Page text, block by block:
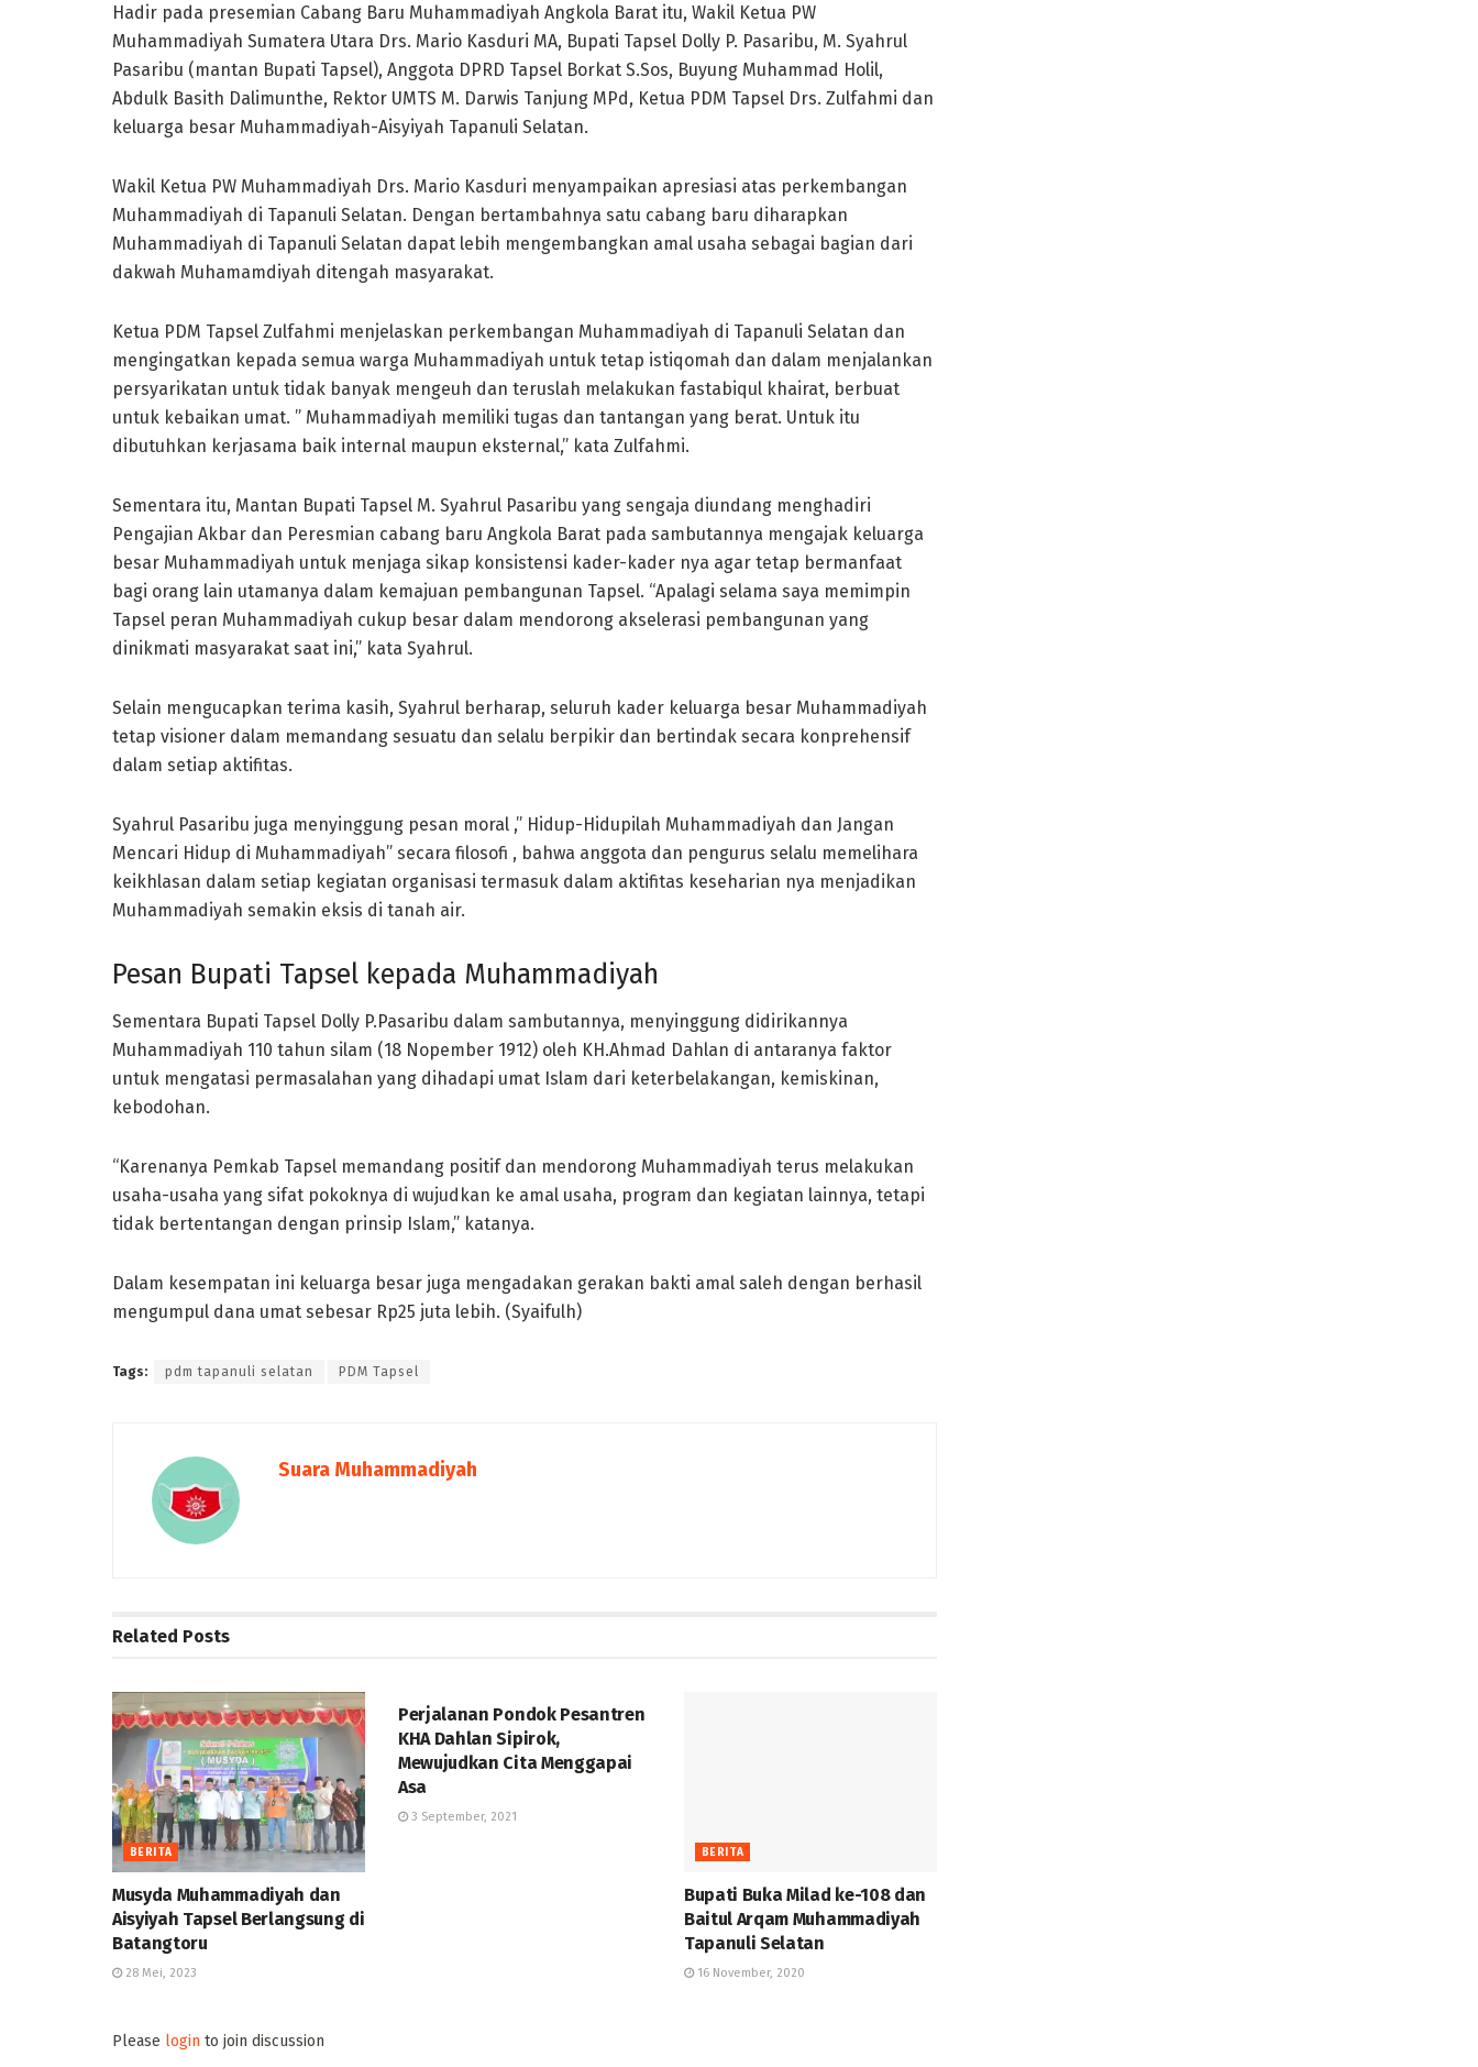
Hadir pada presemian Cabang Baru Muhammadiyah Angkola Barat itu, Wakil Ketua PW
Muhammadiyah Sumatera Utara Drs. Mario Kasduri MA, Bupati Tapsel Dolly P. Pasaribu, M. Syahrul
Pasaribu (mantan Bupati Tapsel), Anggota DPRD Tapsel Borkat S.Sos, Buyung Muhammad Holil,
Abdulk Basith Dalimunthe, Rektor UMTS M. Darwis Tanjung MPd, Ketua PDM Tapsel Drs. Zulfahmi dan
keluarga besar Muhammadiyah-Aisyiyah Tapanuli Selatan.
Wakil Ketua PW Muhammadiyah Drs. Mario Kasduri menyampaikan apresiasi atas perkembangan
Muhammadiyah di Tapanuli Selatan. Dengan bertambahnya satu cabang baru diharapkan
Muhammadiyah di Tapanuli Selatan dapat lebih mengembangkan amal usaha sebagai bagian dari
dakwah Muhamamdiyah ditengah masyarakat.
Ketua PDM Tapsel Zulfahmi menjelaskan perkembangan Muhammadiyah di Tapanuli Selatan dan
mengingatkan kepada semua warga Muhammadiyah untuk tetap istiqomah dan dalam menjalankan
persyarikatan untuk tidak banyak mengeuh dan teruslah melakukan fastabiqul khairat, berbuat
untuk kebaikan umat. ” Muhammadiyah memiliki tugas dan tantangan yang berat. Untuk itu
dibutuhkan kerjasama baik internal maupun eksternal,” kata Zulfahmi.
Sementara itu, Mantan Bupati Tapsel M. Syahrul Pasaribu yang sengaja diundang menghadiri
Pengajian Akbar dan Peresmian cabang baru Angkola Barat pada sambutannya mengajak keluarga
besar Muhammadiyah untuk menjaga sikap konsistensi kader-kader nya agar tetap bermanfaat
bagi orang lain utamanya dalam kemajuan pembangunan Tapsel. “Apalagi selama saya memimpin
Tapsel peran Muhammadiyah cukup besar dalam mendorong akselerasi pembangunan yang
dinikmati masyarakat saat ini,” kata Syahrul.
Selain mengucapkan terima kasih, Syahrul berharap, seluruh kader keluarga besar Muhammadiyah
tetap visioner dalam memandang sesuatu dan selalu berpikir dan bertindak secara konprehensif
dalam setiap aktifitas.
Syahrul Pasaribu juga menyinggung pesan moral ,” Hidup-Hidupilah Muhammadiyah dan Jangan
Mencari Hidup di Muhammadiyah” secara filosofi , bahwa anggota dan pengurus selalu memelihara
keikhlasan dalam setiap kegiatan organisasi termasuk dalam aktifitas keseharian nya menjadikan
Muhammadiyah semakin eksis di tanah air.
Pesan Bupati Tapsel kepada Muhammadiyah
Sementara Bupati Tapsel Dolly P.Pasaribu dalam sambutannya, menyinggung didirikannya
Muhammadiyah 110 tahun silam (18 Nopember 1912) oleh KH.Ahmad Dahlan di antaranya faktor
untuk mengatasi permasalahan yang dihadapi umat Islam dari keterbelakangan, kemiskinan,
kebodohan.
“Karenanya Pemkab Tapsel memandang positif dan mendorong Muhammadiyah terus melakukan
usaha-usaha yang sifat pokoknya di wujudkan ke amal usaha, program dan kegiatan lainnya, tetapi
tidak bertentangan dengan prinsip Islam,” katanya.
Dalam kesempatan ini keluarga besar juga mengadakan gerakan bakti amal saleh dengan berhasil
mengumpul dana umat sebesar Rp25 juta lebih. (Syaifulh)
Tags: pdm tapanuli selatan PDM Tapsel
Suara Muhammadiyah
Related Posts
BERITA
Musyda Muhammadiyah dan
Aisyiyah Tapsel Berlangsung di
Batangtoru
28 Mei, 2023
Perjalanan Pondok Pesantren
KHA Dahlan Sipirok,
Mewujudkan Cita Menggapai
Asa
3 September, 2021
BERITA
Bupati Buka Milad ke-108 dan
Baitul Arqam Muhammadiyah
Tapanuli Selatan
16 November, 2020
Please login to join discussion